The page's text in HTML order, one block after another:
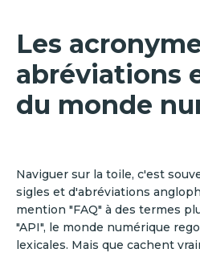
Les
abréviations
du monde
Naviguer sur la toile, c'est
sigles et d'abréviations
mention "FAQ" à des termes
"API", le monde numérique
lexicales. Mais que cachent